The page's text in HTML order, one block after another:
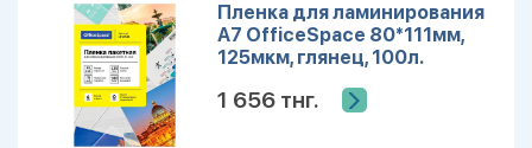
Пленка для ламинирования
А7 OfficeSpace 80*111мм,
125мкм, глянец, 100л.
1 656 тнг.